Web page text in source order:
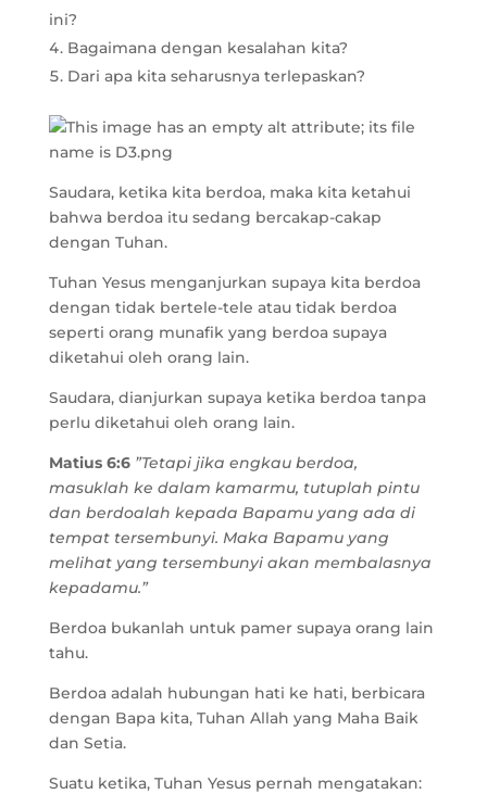
ini?
Bagaimana dengan kesalahan kita?
Dari apa kita seharusnya terlepaskan?
Saudara, ketika kita berdoa, maka kita ketahui
bahwa berdoa itu sedang bercakap-cakap
dengan Tuhan.
Tuhan Yesus menganjurkan supaya kita berdoa
dengan tidak bertele-tele atau tidak berdoa
seperti orang munafik yang berdoa supaya
diketahui oleh orang lain.
Saudara, dianjurkan supaya ketika berdoa tanpa
perlu diketahui oleh orang lain.
Matius 6:6 ”Tetapi jika engkau berdoa,
masuklah ke dalam kamarmu, tutuplah pintu
dan berdoalah kepada Bapamu yang ada di
tempat tersembunyi. Maka Bapamu yang
melihat yang tersembunyi akan membalasnya
kepadamu.”
Berdoa bukanlah untuk pamer supaya orang lain
tahu.
Berdoa adalah hubungan hati ke hati, berbicara
dengan Bapa kita, Tuhan Allah yang Maha Baik
dan Setia.
Suatu ketika, Tuhan Yesus pernah mengatakan: